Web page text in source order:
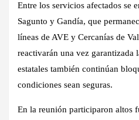
Entre los servicios afectados se
Sagunto y Gandía, que
líneas de AVE y Cercanías de
reactivarán una vez garantizada
estatales también continúan
condiciones sean seguras.
En la reunión participaron altos